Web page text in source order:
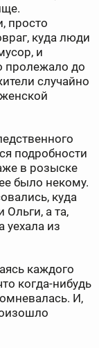
просто
куда люди
и
пролежало до
случайно
подробности
в розыске
было некому.
куда
Ольги, а та,
уехала из
каждого
когда-нибудь
И,